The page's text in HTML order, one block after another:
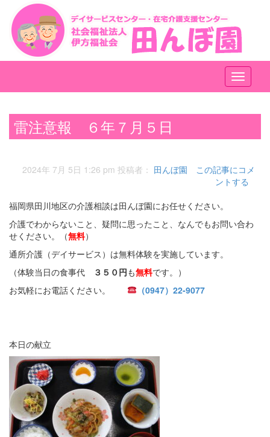
メ
ニ
ー
雷注意報 ６年７月５日
2024年 7月 5日 1:26 pm 投稿者： 田んぼ園
この記事にコメ
ントする
福岡県田川地区の介護相談は田んぼ園にお任せください。
介護でわからないこと、疑問に思ったこと、なんでもお問い合わ
せください。（無料）
通所介護（デイサービス）は無料体験を実施しています。
（体験当日の食事代
３５０円も無料です。）
お気軽にお電話ください。
（0947）22-9077
本日の献立